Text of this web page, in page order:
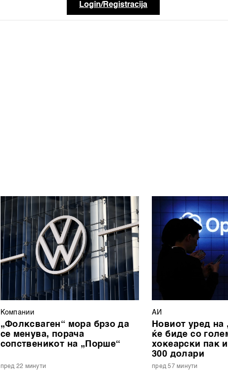
Login/Registracija
Компании
„Фолксваген“ мора брзо да
се менува, порача
сопственикот на „Порше“
пред 22 минути
АИ
Новиот уред на
ќе биде со
хокеарски пак
300 долари
пред 57 минути